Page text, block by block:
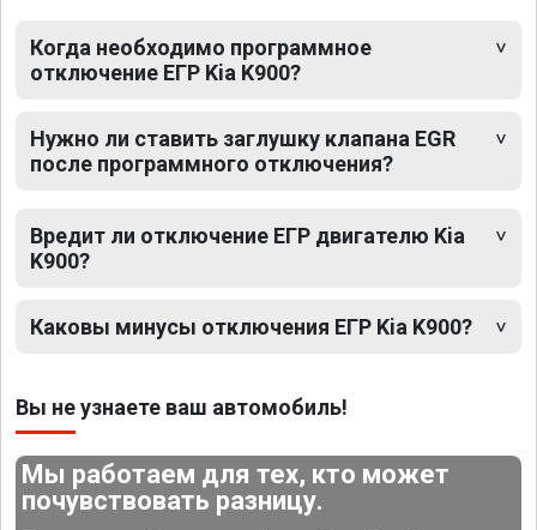
Когда необходимо программное
отключение ЕГР Kia K900?
Нужно ли ставить заглушку клапана EGR
после программного отключения?
Вредит ли отключение ЕГР двигателю Kia
K900?
Каковы минусы отключения ЕГР Kia K900?
Вы не узнаете ваш автомобиль!
Мы работаем для тех, кто может
почувствовать разницу.